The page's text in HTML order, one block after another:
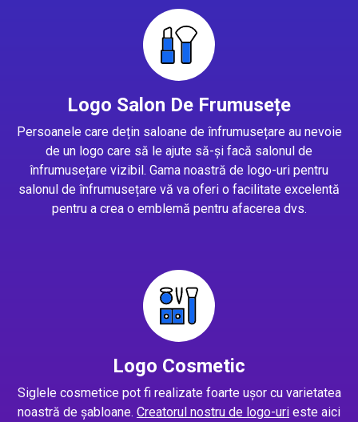
Logo Salon De Frumusețe
Persoanele care dețin saloane de înfrumusețare au nevoie
de un logo care să le ajute să-și facă salonul de
înfrumusețare vizibil. Gama noastră de logo-uri pentru
salonul de înfrumusețare vă va oferi o facilitate excelentă
pentru a crea o emblemă pentru afacerea dvs.
Logo Cosmetic
Siglele cosmetice pot fi realizate foarte ușor cu varietatea
noastră de șabloane. Creatorul nostru de logo-uri este aici